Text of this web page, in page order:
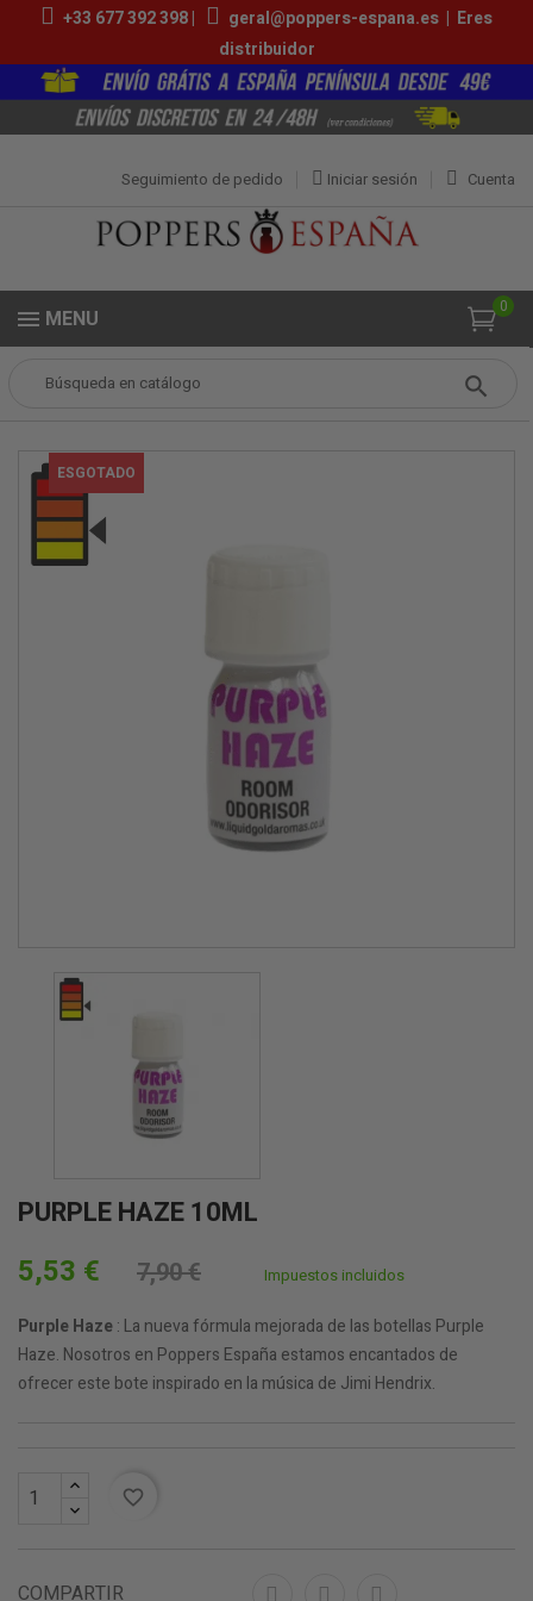
+33 677 392 398 | geral@poppers-espana.es | Eres
distribuidor
Cuenta
Iniciar sesión
Seguimiento de pedido
0
MENU
Pequeños Poppers
ESGOTADO
PURPLE HAZE 10ML
5,53 € 7,90 € Impuestos incluidos
Purple Haze: La nueva fórmula mejorada de las botellas Purple
Haze. Nosotros en Poppers España estamos encantados de
ofrecer este bote inspirado en la música de Jimi Hendrix.
favorite_border
COMPARTIR